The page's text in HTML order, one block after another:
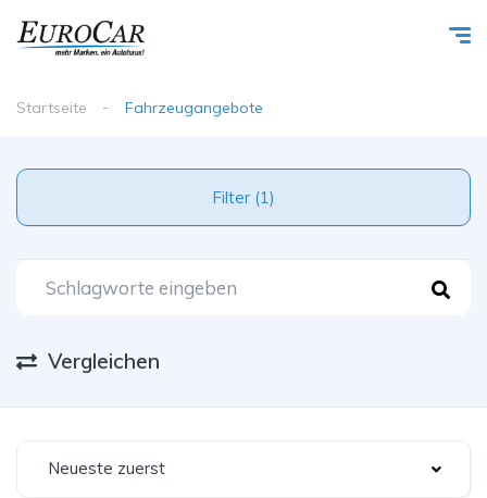
Startseite Fahrzeugangebote
Filter (1)
Vergleichen
Neueste zuerst